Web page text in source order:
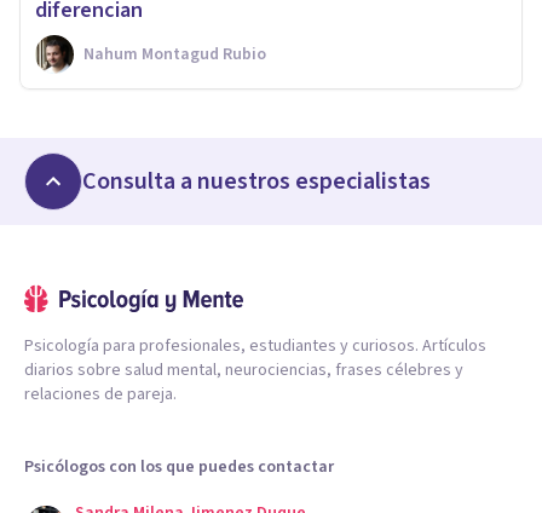
diferencian
Nahum Montagud Rubio
Consulta a nuestros especialistas
Psicología para profesionales, estudiantes y curiosos. Artículos
diarios sobre salud mental, neurociencias, frases célebres y
relaciones de pareja.
Psicólogos con los que puedes contactar